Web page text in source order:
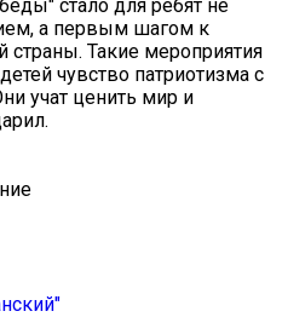
стало для ребят не
а первым шагом к
Такие мероприятия
чувство патриотизма с
учат ценить мир и